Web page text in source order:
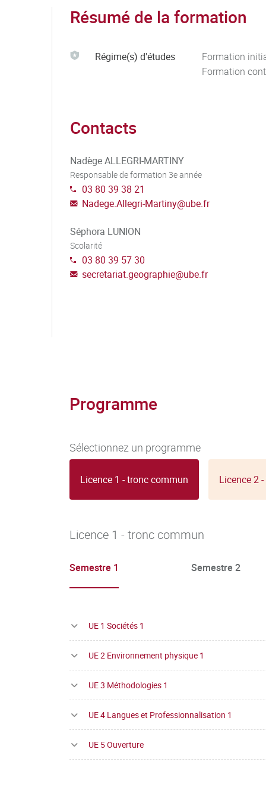
Résumé de la formation
Régime(s) d'études
Formation
Formation
Contacts
Nadège ALLEGRI-MARTINY
Responsable de formation 3e année
03 80 39 38 21
Nadege.Allegri-Martiny@ube.fr
Séphora LUNION
Scolarité
03 80 39 57 30
secretariat.geographie@ube.fr
Programme
Sélectionnez un programme
Licence 1 - tronc commun Licence 2
Licence 1 - tronc commun
Semestre 1 Semestre 2
UE 1 Sociétés 1
UE 2 Environnement physique 1
UE 3 Méthodologies 1
UE 4 Langues et Professionnalisation 1
UE 5 Ouverture